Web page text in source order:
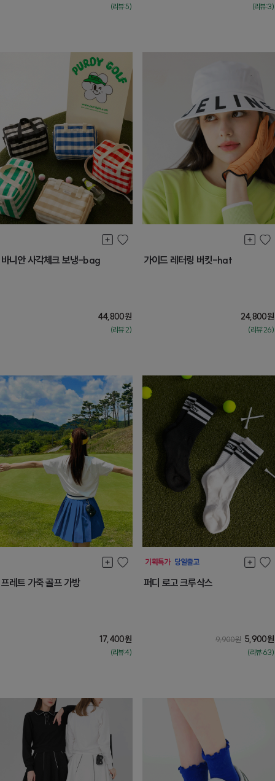
(리뷰:5) (리뷰:3)
바니안 사각체크 보냉-bag
44,800원
(리뷰:2)
가이드 레터링 버킷-hat
24,800원
(리뷰:26)
프레트 가죽 골프 가방
17,400원
(리뷰:4)
퍼디 로고 크루삭스
9,900원 5,900원
(리뷰:63)